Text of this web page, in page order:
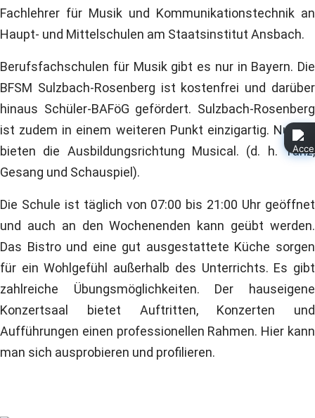
Fachlehrer für Musik und Kommunikationstechnik an
Haupt- und Mittelschulen am Staatsinstitut Ansbach.
Berufsfachschulen für Musik gibt es nur in Bayern. Die
BFSM Sulzbach-Rosenberg ist kostenfrei und darüber
hinaus Schüler-BAFöG gefördert. Sulzbach-Rosenberg
ist zudem in einem weiteren Punkt einzigartig. Nur wir
bieten die Ausbildungsrichtung Musical. (d. h. Tanz,
Gesang und Schauspiel).
Die Schule ist täglich von 07:00 bis 21:00 Uhr geöffnet
und auch an den Wochenenden kann geübt werden.
Das Bistro und eine gut ausgestattete Küche sorgen
für ein Wohlgefühl außerhalb des Unterrichts. Es gibt
zahlreiche Übungsmöglichkeiten. Der hauseigene
Konzertsaal bietet Auftritten, Konzerten und
Aufführungen einen professionellen Rahmen. Hier kann
man sich ausprobieren und profilieren.